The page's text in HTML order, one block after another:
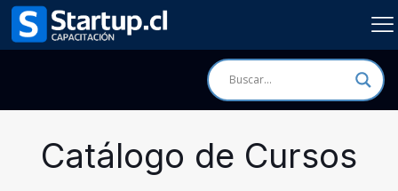
Catálogo de Cursos